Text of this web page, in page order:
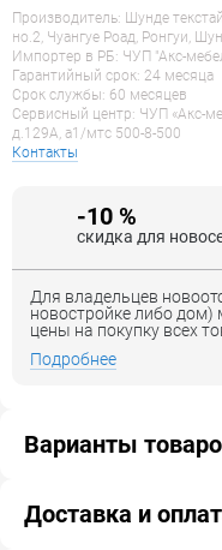
Производитель: Шунде
но.2, Чуангуе Роад, Ронгуи,
Импортер в РБ: ЧУП "Акс-
Гарантийный срок: 24 месяца
Срок службы: 60 месяцев
Сервисный центр: ЧУП «Акс-
д.129А, a1/мтс 500-8-500
Контакты
-10 %
скидка для
Для владельцев
новостройке либо
цены на покупку всех
Подробнее
Варианты
Доставка и